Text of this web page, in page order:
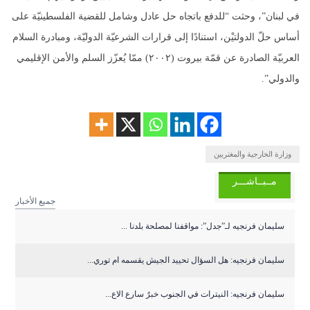
في لبنان”، وحثت “للدفع باتجاه حل عادل وشامل للقضية الفلسطينيّة على
أساس حلّ الدولتيْن، استنادًا إلى قرارات الشرعيّة الدوليّة، ومبادرة السلام
العربيّة الصادرة عن قمّة بيروت (٢٠٠٢) ممّا يُعزّز السلم والأمن الإقليمي
والدولي”.
وزارة الخارجية والمغتربين
مــبــاشـــر
جميع الأخبار
سليمان فرنجيه لـ”جدل”: مواقفنا لمصلحة بلدنا ...
سليمان فرنجيه: هل السؤال تحييد الجيش يقسمه ام توري...
سليمان فرنجيه: النيترات في الجنوب خبرٌ سارع الاع...